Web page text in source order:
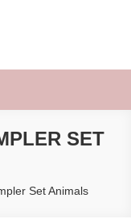
SET
Set Animals